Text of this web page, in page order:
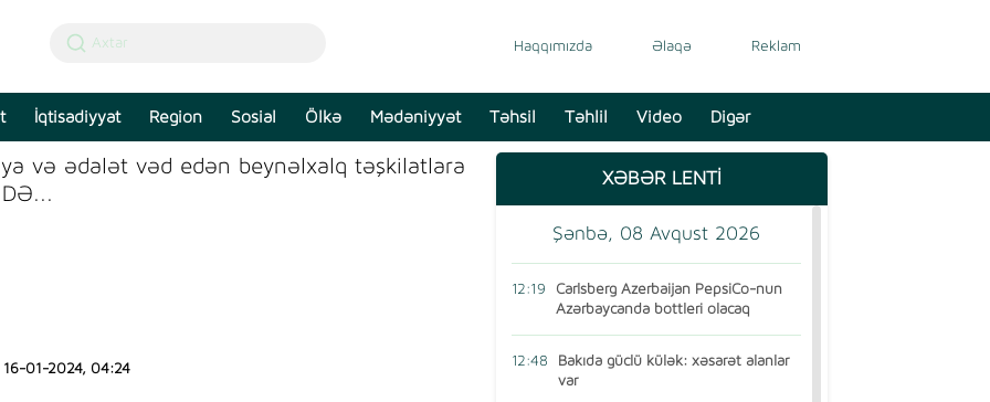
Haqqımızda Əlaqə Reklam
İqtisadiyyat Region Sosial Ölkə Mədəniyyət Təhsil Təhlil Video Digər
və ədalət vəd edən beynəlxalq təşkilatlara
16-01-2024, 04:24
XƏBƏR LENTİ
Şənbə, 08 Avqust 2026
12:19
Carlsberg Azerbaijan PepsiCo-nun
Azərbaycanda bottleri olacaq
12:48
Bakıda güclü külək: xəsarət alanlar
var